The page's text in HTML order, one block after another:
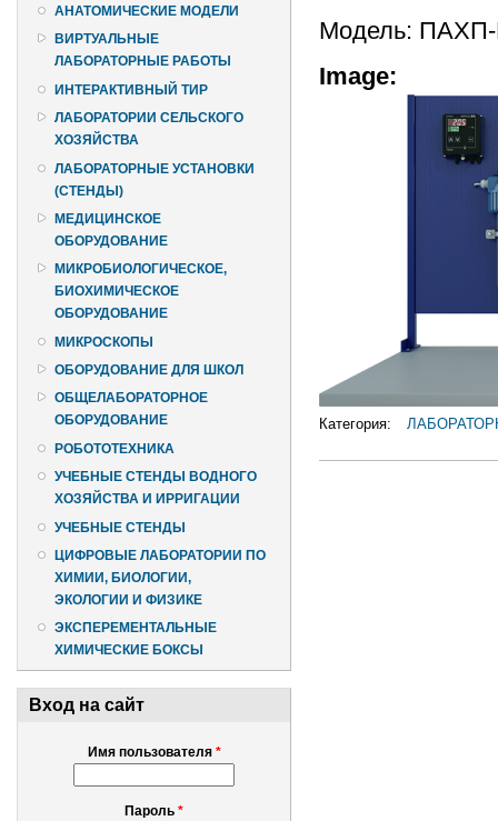
АНАТОМИЧЕСКИЕ МОДЕЛИ
ВИРТУАЛЬНЫЕ
ЛАБОРАТОРНЫЕ РАБОТЫ
ИНТЕРАКТИВНЫЙ ТИР
ЛАБОРАТОРИИ СЕЛЬСКОГО
ХОЗЯЙСТВА
ЛАБОРАТОРНЫЕ УСТАНОВКИ
(СТЕНДЫ)
МЕДИЦИНСКОЕ
ОБОРУДОВАНИЕ
МИКРОБИОЛОГИЧЕСКОЕ,
БИОХИМИЧЕСКОЕ
ОБОРУДОВАНИЕ
МИКРОСКОПЫ
ОБОРУДОВАНИЕ ДЛЯ ШКОЛ
ОБЩЕЛАБОРАТОРНОЕ
ОБОРУДОВАНИЕ
РОБОТОТЕХНИКА
УЧЕБНЫЕ СТЕНДЫ ВОДНОГО
ХОЗЯЙСТВА И ИРРИГАЦИИ
УЧЕБНЫЕ СТЕНДЫ
ЦИФРОВЫЕ ЛАБОРАТОРИИ ПО
ХИМИИ, БИОЛОГИИ,
ЭКОЛОГИИ И ФИЗИКЕ
ЭКСПЕРЕМЕНТАЛЬНЫЕ
ХИМИЧЕСКИЕ БОКСЫ
Вход на сайт
Имя пользователя *
Пароль *
Модель:
Image:
Категория: